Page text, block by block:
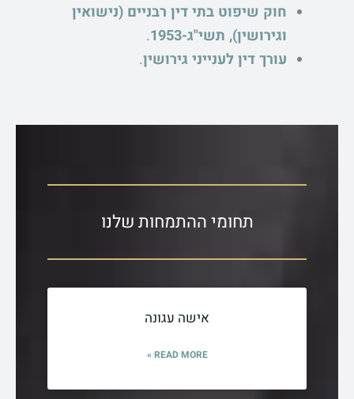
חוק שיפוט בתי דין רבניים (נישואין
וגירושין), תשי"ג-1953
.
עורך דין לענייני גירושין.
תחומי ההתמחות שלנו
אישה עגונה
READ MORE »